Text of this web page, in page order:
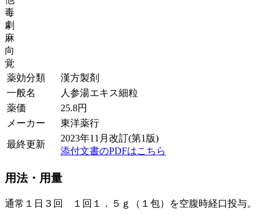
毒
劇
麻
向
覚
薬効分類
漢方製剤
一般名
人参湯エキス細粒
薬価
25.8円
メーカー
東洋薬行
最終更新
2023年11月改訂(第1版)
添付文書のPDFはこちら
用法・用量
通常１日３回 １回１．５ｇ（１包）を空腹時経口投与。